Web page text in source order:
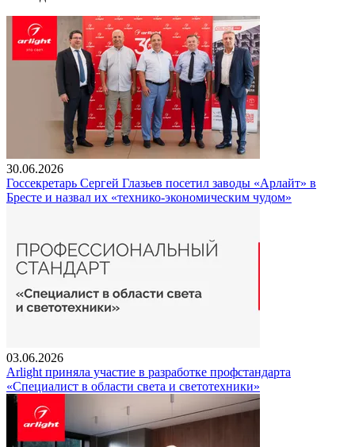
30.06.2026
Госсекретарь Сергей Глазьев посетил заводы «Арлайт» в
Бресте и назвал их «технико-экономическим чудом»
03.06.2026
Arlight приняла участие в разработке профстандарта
«Специалист в области света и светотехники»